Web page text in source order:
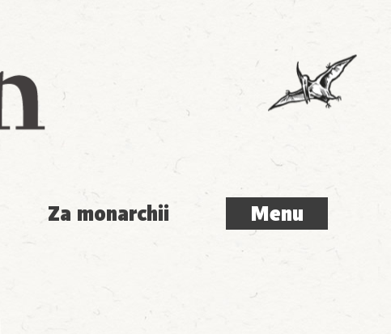
Za monarchii Menu
Menu